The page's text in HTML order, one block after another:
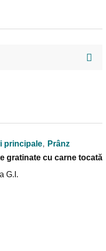
principale, Prânz
gratinate cu carne tocată
G.I.